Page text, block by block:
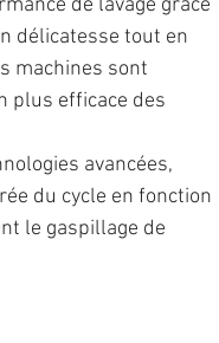
de lavage grâce
délicatesse tout en
machines sont
plus efficace des
avancées,
du cycle en fonction
le gaspillage de